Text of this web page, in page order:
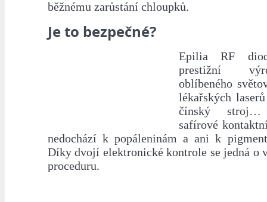
běžnému zarůstání chloupků.
Je to bezpečné?
Epilia RF
prestižní
oblíbeného
lékařských
čínský
safírové
nedochází k popáleninám a ani k
Díky dvojí elektronické kontrole se jedná o
proceduru.